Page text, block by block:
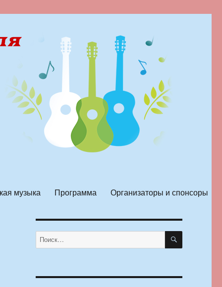
музыка Программа Организаторы и спонсоры
Искать: ПОИСК